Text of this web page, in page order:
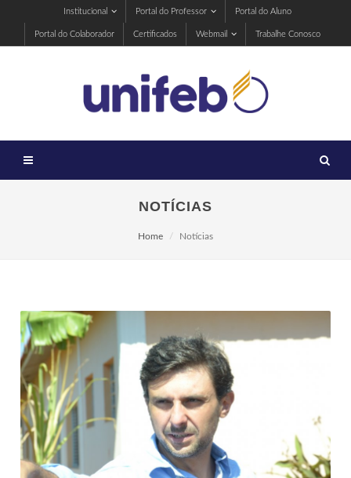
Institucional Portal do Professor Portal do Aluno
Portal do Colaborador Certificados Webmail Trabalhe Conosco
NOTÍCIAS
Home Notícias